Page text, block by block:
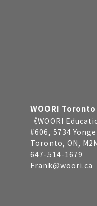
WOORI Toronto
《WOORI
#606, 5734
Toronto, ON,
647-514-1679
Frank@woori.ca